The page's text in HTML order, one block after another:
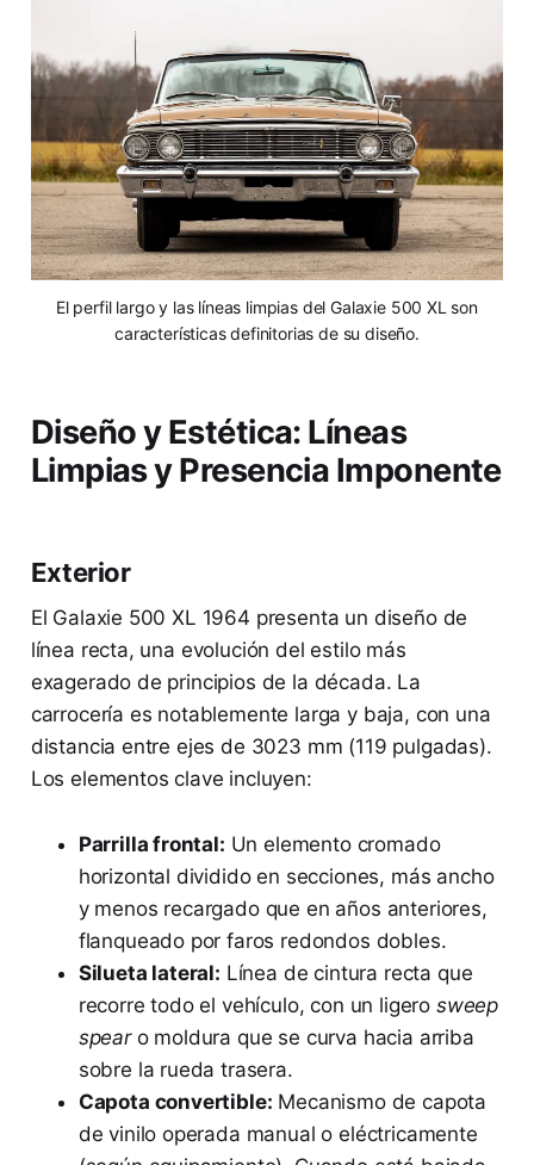
El perfil largo y las líneas limpias del Galaxie 500 XL son
características definitorias de su diseño.
Diseño y Estética: Líneas
Limpias y Presencia Imponente
Exterior
El Galaxie 500 XL 1964 presenta un diseño de
línea recta, una evolución del estilo más
exagerado de principios de la década. La
carrocería es notablemente larga y baja, con una
distancia entre ejes de 3023 mm (119 pulgadas).
Los elementos clave incluyen:
Parrilla frontal: Un elemento cromado
horizontal dividido en secciones, más ancho
y menos recargado que en años anteriores,
flanqueado por faros redondos dobles.
Silueta lateral: Línea de cintura recta que
recorre todo el vehículo, con un ligero sweep
spearo moldura que se curva hacia arriba
sobre la rueda trasera.
Capota convertible: Mecanismo de capota
de vinilo operada manual o eléctricamente